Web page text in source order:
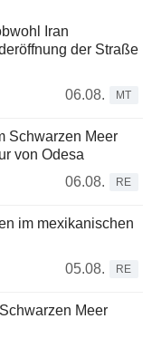
Iran
der Straße
06.08.
MT
Schwarzen Meer
von Odesa
06.08.
RE
im mexikanischen
05.08.
RE
Meer